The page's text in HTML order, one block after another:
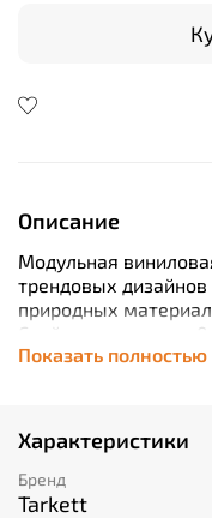
Описание
Модульная
трендовых
природных
Слой транспарента
высокую
Класс применения
рекомендовать его
помещениях с любой
Продукция
Показать полностью
Характеристики
Бренд
Tarkett